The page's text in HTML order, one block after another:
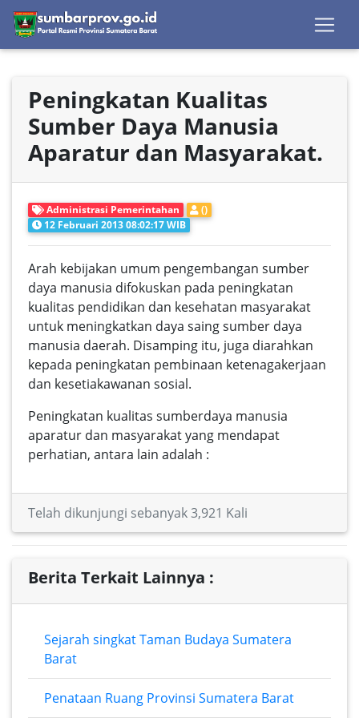
Peningkatan Kualitas
Sumber Daya Manusia
Aparatur dan Masyarakat.
Administrasi Pemerintahan
()
12 Februari 2013 08:02:17 WIB
Arah kebijakan umum pengembangan sumber
daya manusia difokuskan pada peningkatan
kualitas pendidikan dan kesehatan masyarakat
untuk meningkatkan daya saing sumber daya
manusia daerah. Disamping itu, juga diarahkan
kepada peningkatan pembinaan ketenagakerjaan
dan kesetiakawanan sosial.
Peningkatan kualitas sumberdaya manusia
aparatur dan masyarakat yang mendapat
perhatian, antara lain adalah :
Telah dikunjungi sebanyak 3,921 Kali
Berita Terkait Lainnya :
Sejarah singkat Taman Budaya Sumatera
Barat
Penataan Ruang Provinsi Sumatera Barat